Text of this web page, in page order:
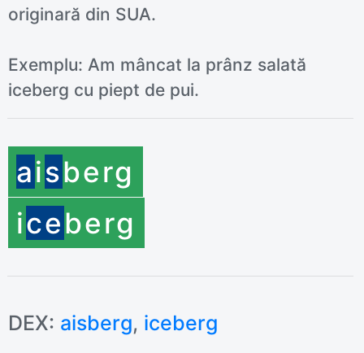
originară din SUA.
Exemplu: Am mâncat la prânz salată
iceberg cu piept de pui.
aisberg
iceberg
DEX: aisberg, iceberg